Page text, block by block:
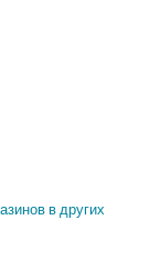
в других